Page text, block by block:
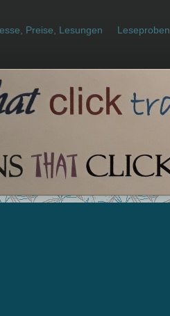
Preise, Lesungen Leseproben